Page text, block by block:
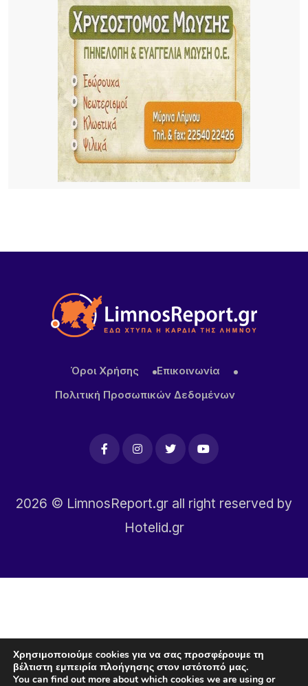
6 ΏΡΕΣ ΠΡΙΝ
Ο Ηρακλής Ατσικής προσκαλεί σε μια μεγάλη
καλοκαιρινή χοροεσπερίδα στην καρδιά του
6 ΏΡΕΣ ΠΡΙΝ
Για δεύτερη φορά φέτος ο Χρήστος Νέζος στη
Λήμνο – Οι φημισμένες «Μακαρόνες στς
Αγκαριώνες» ταξιδεύουν σε όλη την Ελλάδα
6 ΏΡΕΣ ΠΡΙΝ
Όροι Χρήσης
Επικοινωνία
Πολιτική Προσωπικών Δεδομένων
2026 © LimnosReport.gr all right reserved by
Hotelid.gr
Χρησιμοποιούμε cookies για να σας προσφέρουμε τη
βέλτιστη εμπειρία πλοήγησης στον ιστότοπό μας.
You can find out more about which cookies we are using or